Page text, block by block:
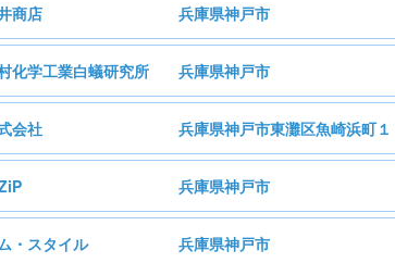
株式会社伊藤園
報
商店 兵庫県神戸市
株式会社今
小売業
化学工業白蟻研究所 兵庫県神戸市
株式会社今村化学工
報
会社 兵庫県神戸市東灘区魚崎浜町
植田製油株
兵庫県神戸市
・スタイル 兵庫県神戸市